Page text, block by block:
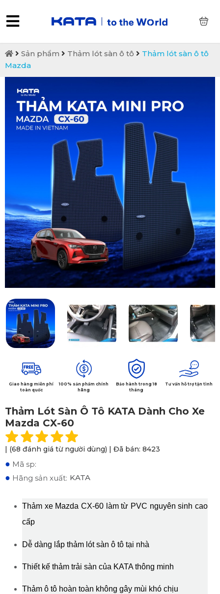
Sản phẩm Thảm lót sàn ô tô
Thảm lót sàn ô tô
Mazda
Giao hàng miễn phí
toàn quốc
100% sản phẩm chính
hãng
Bảo hành trong 18
tháng
Tư vấn hỗ trợ tận tình
Thảm Lót Sàn Ô Tô KATA Dành Cho Xe
Mazda CX-60
| (68 đánh giá từ người dùng) | Đã bán: 8423
● Mã sp:
● Hãng sản xuất: KATA
Thảm xe Mazda CX-60 làm từ PVC nguyên sinh cao
cấp
Dễ dàng lắp thảm lót sàn ô tô tại nhà
Thiết kế thảm trải sàn của KATA thông minh
Thảm ô tô hoàn toàn không gây mùi khó chịu